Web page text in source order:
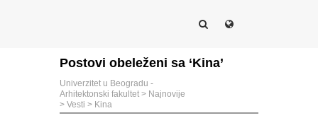
Postovi obeleženi sa ‘Kina’
Univerzitet u Beogradu -
Arhitektonski fakultet > Najnovije
> Vesti > Kina